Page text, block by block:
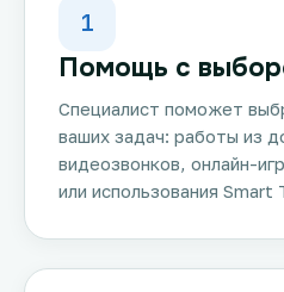
1
Помощь с
Специалист поможет
ваших задач: работы из
видеозвонков, онлайн-
или использования Smart